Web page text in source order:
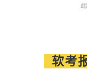
软考